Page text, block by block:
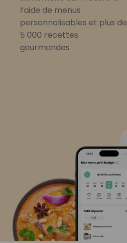
l’aide de menus
personnalisables et plus de
5 000 recettes
gourmandes